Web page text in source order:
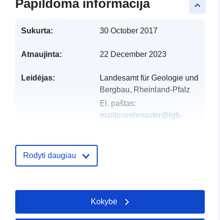
keyboard_arrow_up
Papildoma informacija
Sukurta: 30 October 2017
Atnaujinta: 22 December 2023
Leidėjas:
Landesamt für Geologie und
Bergbau, Rheinland-Pfalz
El. paštas:
mailto:webmaster@lgb-
Katalogo įrašas:
03 February 2024
Erdviniai
Koordinatės: [ [ 5.867141,
Rodyti daugiau
Kokybė